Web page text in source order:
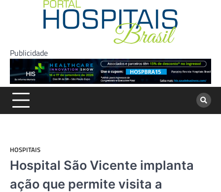
Publicidade
HOSPITAIS
Hospital São Vicente implanta
ação que permite visita a